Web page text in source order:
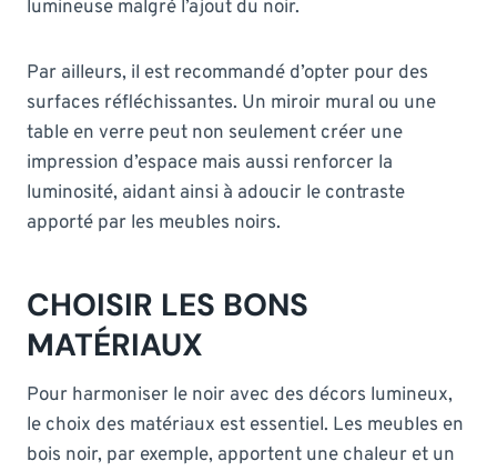
lumineuse malgré l’ajout du noir.
Par ailleurs, il est recommandé d’opter pour des
surfaces réfléchissantes. Un miroir mural ou une
table en verre peut non seulement créer une
impression d’espace mais aussi renforcer la
luminosité, aidant ainsi à adoucir le contraste
apporté par les meubles noirs.
CHOISIR LES BONS
MATÉRIAUX
Pour harmoniser le noir avec des décors lumineux,
le choix des matériaux est essentiel. Les meubles en
bois noir, par exemple, apportent une chaleur et un